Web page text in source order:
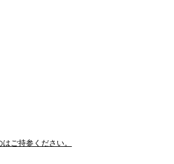
ご持参ください。